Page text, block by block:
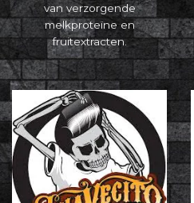
van verzorgende
melkproteïne en
fruitextracten.